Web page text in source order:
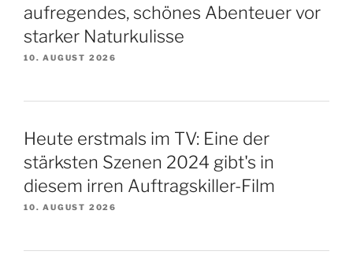
aufregendes, schönes Abenteuer vor
starker Naturkulisse
10. AUGUST 2026
Heute erstmals im TV: Eine der
stärksten Szenen 2024 gibt's in
diesem irren Auftragskiller-Film
10. AUGUST 2026